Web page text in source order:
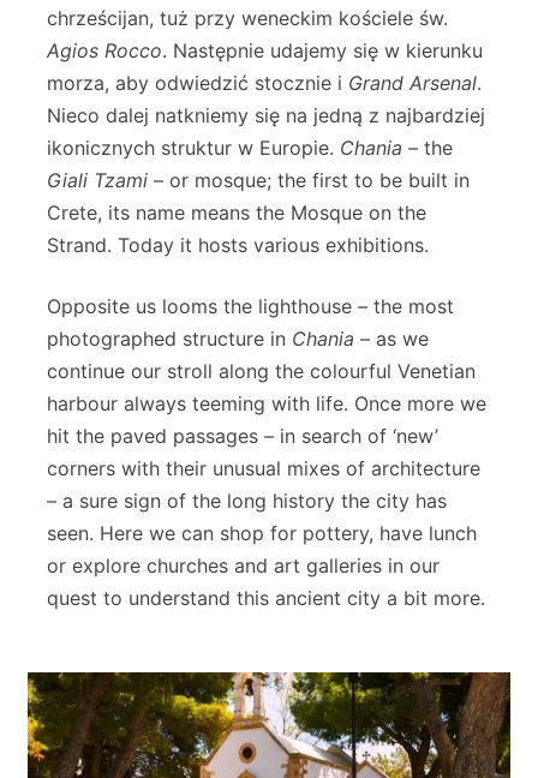
chrześcijan, tuż przy weneckim kościele św.
Agios Rocco. Następnie udajemy się w kierunku
morza, aby odwiedzić stocznie i Grand Arsenal.
Nieco dalej natkniemy się na jedną z najbardziej
ikonicznych struktur w Europie. Chania – the
Giali Tzami – or mosque; the first to be built in
Crete, its name means the Mosque on the
Strand. Today it hosts various exhibitions.
Opposite us looms the lighthouse – the most
photographed structure in Chania – as we
continue our stroll along the colourful Venetian
harbour always teeming with life. Once more we
hit the paved passages – in search of ‘new’
corners with their unusual mixes of architecture
– a sure sign of the long history the city has
seen. Here we can shop for pottery, have lunch
or explore churches and art galleries in our
quest to understand this ancient city a bit more.